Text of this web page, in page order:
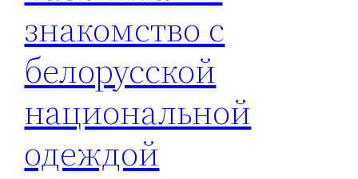
знакомство с
белорусской
национальной
одеждой